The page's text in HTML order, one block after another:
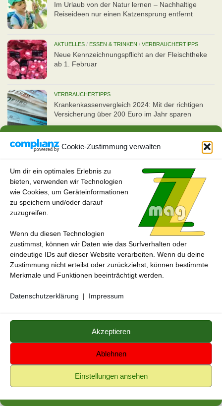
Cookie-Zustimmung verwalten
Um dir ein optimales Erlebnis zu
bieten, verwenden wir Technologien
wie Cookies, um Geräteinformationen
zu speichern und/oder darauf
zuzugreifen.
Wenn du diesen Technologien
zustimmst, können wir Daten wie das Surfverhalten oder
eindeutige IDs auf dieser Website verarbeiten. Wenn du deine
Zustimmung nicht erteilst oder zurückziehst, können bestimmte
Merkmale und Funktionen beeinträchtigt werden.
Datenschutzerklärung | Impressum
Akzeptieren
Ablehnen
Einstellungen ansehen
Im Urlaub von der Natur lernen – Nachhaltige
Reiseideen nur einen Katzensprung entfernt
AKTUELLES / ESSEN & TRINKEN / VERBRAUCHERTIPPS
Neue Kennzeichnungspflicht an der Fleischtheke
ab 1. Februar
VERBRAUCHERTIPPS
Kran­ken­kas­senvergleich 2024: Mit der richtigen
Ver­si­che­rung über 200 Euro im Jahr sparen
Urlaub in der Toskana – Ein Zauber für alle Sinne